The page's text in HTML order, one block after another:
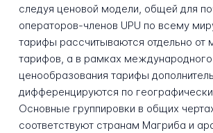
следуя ценовой модели, общей для
операторов-членов UPU по всему
тарифы рассчитываются отдельно
тарифов, а в рамках международного
ценообразования тарифы
дифференцируются по
Основные группировки в общих
соответствуют странам Магриба и